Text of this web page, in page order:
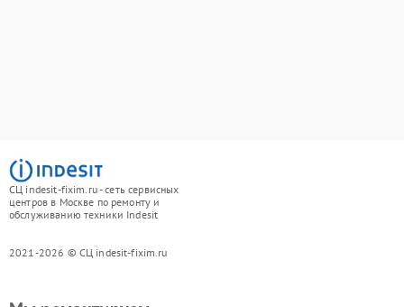
СЦ indesit-fixim.ru - сеть сервисных
центров в Москве по ремонту и
обслуживанию техники Indesit
2021-2026 © СЦ indesit-fixim.ru